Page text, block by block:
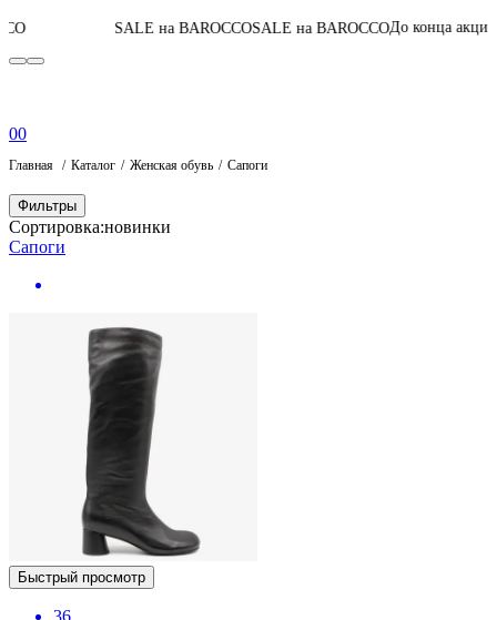
SALE на BAROCCOSALE на BAROCCOДо конца акции05:03:20:34
00
Главная Каталог Женская обувь Сапоги
Фильтры
Сортировка:новинки
Сапоги
Быстрый просмотр
36